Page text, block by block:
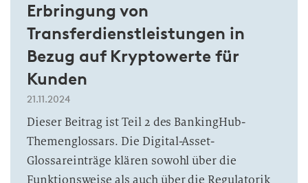
Erbringung von
Transferdienstleistungen in
Bezug auf Kryptowerte für
Kunden
21.11.2024
Dieser Beitrag ist Teil 2 des BankingHub-
Themenglossars. Die Digital-Asset-
Glossareinträge klären sowohl über die
Funktionsweise als auch über die Regulatorik